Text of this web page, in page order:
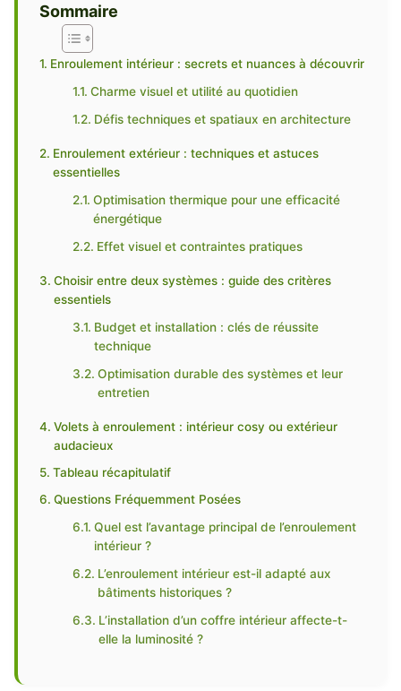
Sommaire
Enroulement intérieur : secrets et nuances à découvrir
Charme visuel et utilité au quotidien
Défis techniques et spatiaux en architecture
Enroulement extérieur : techniques et astuces
essentielles
Optimisation thermique pour une efficacité
énergétique
Effet visuel et contraintes pratiques
Choisir entre deux systèmes : guide des critères
essentiels
Budget et installation : clés de réussite
technique
Optimisation durable des systèmes et leur
entretien
Volets à enroulement : intérieur cosy ou extérieur
audacieux
Tableau récapitulatif
Questions Fréquemment Posées
Quel est l’avantage principal de l’enroulement
intérieur ?
L’enroulement intérieur est-il adapté aux
bâtiments historiques ?
L’installation d’un coffre intérieur affecte-t-
elle la luminosité ?